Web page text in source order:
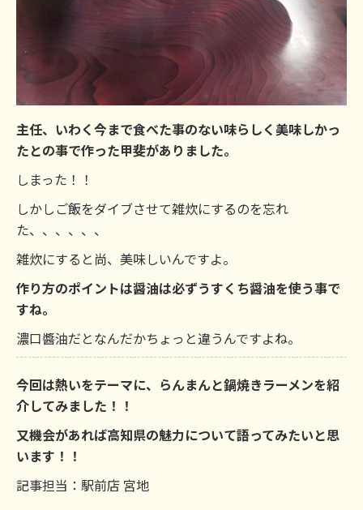
主任、いわく今まで食べた事のない味らしく美味しかっ
たとの事で作った甲斐がありました。
しまった！！
しかしご飯をダイブさせて雑炊にするのを忘れ
た、、、、、、
雑炊にすると尚、美味しいんですよ。
作り方のポイントは醤油は必ずうすくち醤油を使う事で
すね。
濃口醬油だとなんだかちょっと違うんですよね。
今回は熱いをテーマに、らんまんと鍋焼きラーメンを紹
介してみました！！
又機会があれば高知県の魅力について語ってみたいと思
います！！
記事担当：駅前店 宮地